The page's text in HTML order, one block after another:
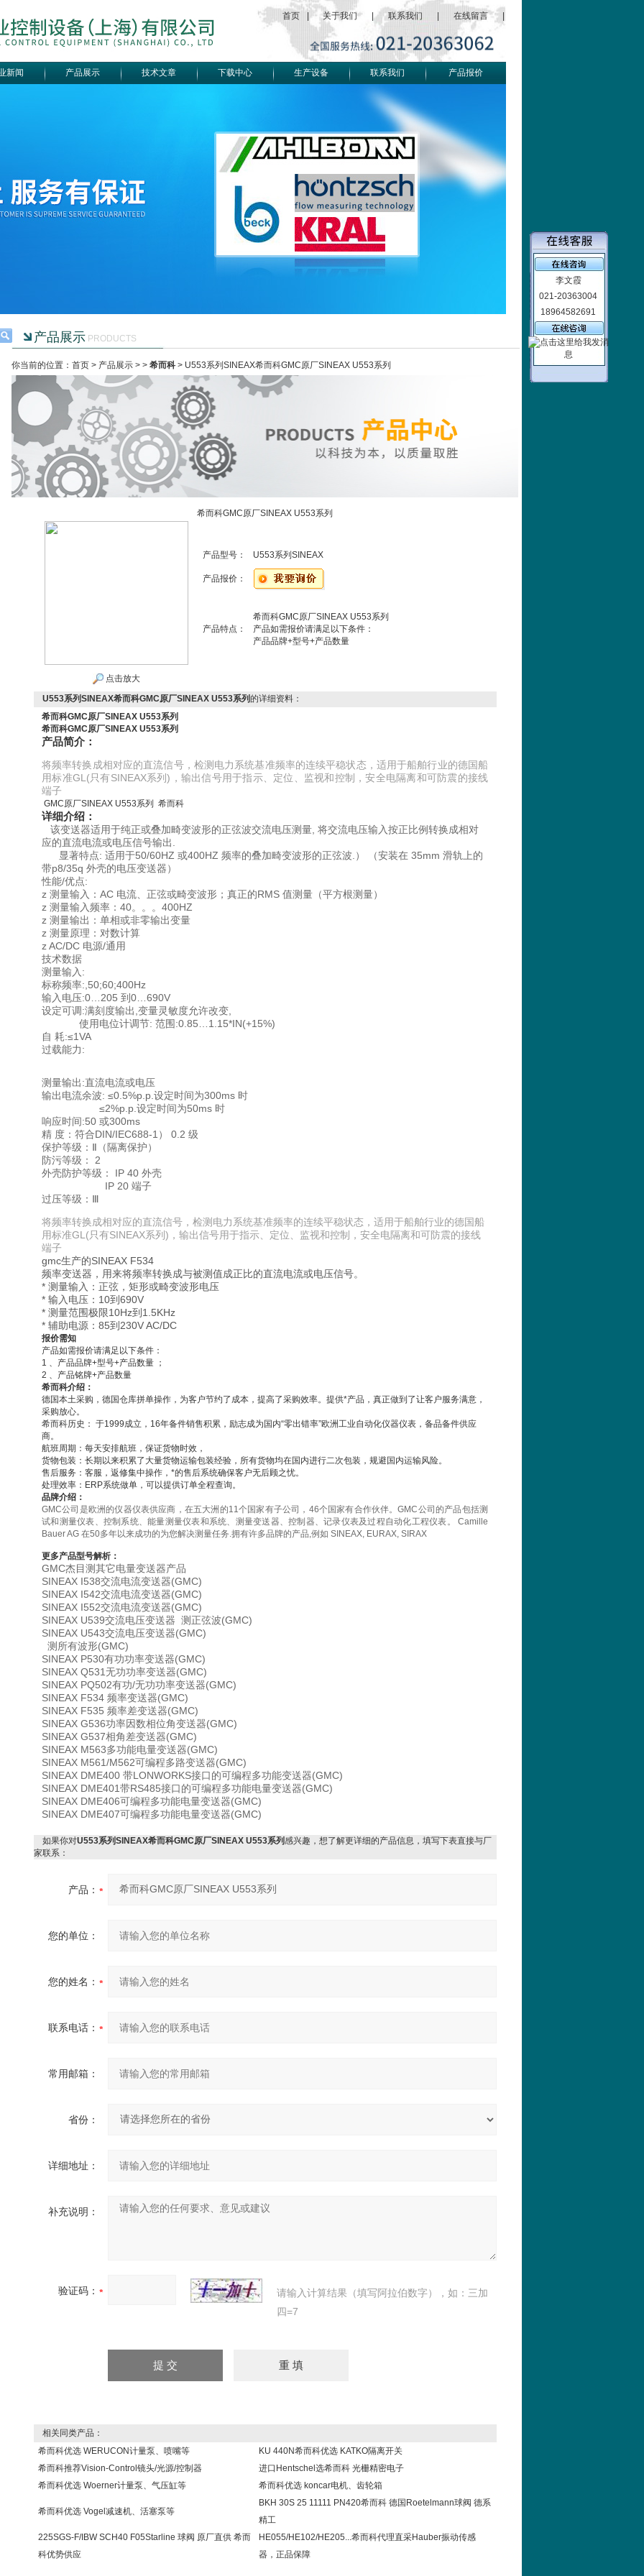
首页 关于我们 联系我们 在线留言
新闻 产品展示 技术文章 下载中心 生产设备 联系我们 产品报价
产品展示PRODUCTS
你当前的位置：首页 > 产品展示> > 希而科> U553系列SINEAX希而科GMC原厂SINEAX U553系列
希而科GMC原厂SINEAX U553系列
点击放大
产品型号： U553系列SINEAX
产品报价：
产品特点：
希而科GMC原厂SINEAX U553系列
产品如需报价请满足以下条件：
产品品牌+型号+产品数量
U553系列SINEAX希而科GMC原厂SINEAX U553系列的详细资料：
希而科GMC原厂SINEAX U553系列
希而科GMC原厂SINEAX U553系列
产品简介：
将频率转换成相对应的直流信号，检测电力系统基准频率的连续平稳状态，适用于船舶行业的德国船
用标准GL(只有SINEAX系列)，输出信号用于指示、定位、监视和控制，安全电隔离和可防震的接线
端子
GMC原厂SINEAX U553系列 希而科
详细介绍：
该变送器适用于纯正或叠加畸变波形的正弦波交流电压测量, 将交流电压输入按正比例转换成相对
应的直流电流或电压信号输出.
显著特点: 适用于50/60HZ 或400HZ 频率的叠加畸变波形的正弦波.） （安装在 35mm 滑轨上的
带p8/35q 外壳的电压变送器）
性能/优点:
z 测量输入：AC 电流、正弦或畸变波形；真正的RMS 值测量（平方根测量）
z 测量输入频率：40。。。400HZ
z 测量输出：单相或非零输出变量
z 测量原理：对数计算
z AC/DC 电源/通用
技术数据
测量输入:
标称频率:,50;60;400Hz
输入电压:0…205 到0…690V
设定可调:满刻度输出,变量灵敏度允许改变,
使用电位计调节: 范围:0.85…1.15*IN(+15%)
自 耗:≤1VA
过载能力:
测量输出:直流电流或电压
输出电流余波: ≤0.5%p.p.设定时间为300ms 时
≤2%p.p.设定时间为50ms 时
响应时间:50 或300ms
精 度：符合DIN/IEC688-1） 0.2 级
保护等级：Ⅱ（隔离保护）
防污等级： 2
外壳防护等级： IP 40 外壳
IP 20 端子
过压等级：Ⅲ
将频率转换成相对应的直流信号，检测电力系统基准频率的连续平稳状态，适用于船舶行业的德国船
用标准GL(只有SINEAX系列)，输出信号用于指示、定位、监视和控制，安全电隔离和可防震的接线
端子
gmc生产的SINEAX F534
频率变送器，用来将频率转换成与被测值成正比的直流电流或电压信号。
* 测量输入：正弦，矩形或畸变波形电压
* 输入电压：10到690V
* 测量范围极限10Hz到1.5KHz
* 辅助电源：85到230V AC/DC
报价需知
产品如需报价请满足以下条件：
1 、产品品牌+型号+产品数量 ；
2 、产品铭牌+产品数量
希而科介绍：
德国本土采购，德国仓库拼单操作，为客户节约了成本，提高了采购效率。提供*产品，真正做到了让客户服务满意，
采购放心。
希而科历史： 于1999成立，16年备件销售积累，励志成为国内“零出错率”欧洲工业自动化仪器仪表，备品备件供应
商。
航班周期：每天安排航班，保证货物时效，
货物包装：长期以来积累了大量货物运输包装经验，所有货物均在国内进行二次包装，规避国内运输风险。
售后服务：客服，返修集中操作，*的售后系统确保客户无后顾之忧。
处理效率：ERP系统做单，可以提供订单全程查询。
品牌介绍：
GMC公司是欧洲的仪器仪表供应商，在五大洲的11个国家有子公司，46个国家有合作伙伴。GMC公司的产品包括测
试和测量仪表、控制系统、能量测量仪表和系统、测量变送器、控制器、记录仪表及过程自动化工程仪表。 Camille
Bauer AG 在50多年以来成功的为您解决测量任务.拥有许多品牌的产品,例如 SINEAX, EURAX, SIRAX
更多产品型号解析：
GMC杰目测其它电量变送器产品
SINEAX I538交流电流变送器(GMC)
SINEAX I542交流电流变送器(GMC)
SINEAX I552交流电流变送器(GMC)
SINEAX U539交流电压变送器 测正弦波(GMC)
SINEAX U543交流电压变送器(GMC)
测所有波形(GMC)
SINEAX P530有功功率变送器(GMC)
SINEAX Q531无功功率变送器(GMC)
SINEAX PQ502有功/无功功率变送器(GMC)
SINEAX F534 频率变送器(GMC)
SINEAX F535 频率差变送器(GMC)
SINEAX G536功率因数相位角变送器(GMC)
SINEAX G537相角差变送器(GMC)
SINEAX M563多功能电量变送器(GMC)
SINEAX M561/M562可编程多路变送器(GMC)
SINEAX DME400 带LONWORKS接口的可编程多功能变送器(GMC)
SINEAX DME401带RS485接口的可编程多功能电量变送器(GMC)
SINEAX DME406可编程多功能电量变送器(GMC)
SINEAX DME407可编程多功能电量变送器(GMC)
如果你对U553系列SINEAX希而科GMC原厂SINEAX U553系列感兴趣，想了解更详细的产品信息，填写下表直接与厂
家联系：
产品：
您的单位：
您的姓名：
联系电话：
常用邮箱：
省份：
详细地址：
补充说明：
验证码：
请输入计算结果（填写阿拉伯数字），如：三加
四=7
相关同类产品：
希而科优选 WERUCON计量泵、喷嘴等
KU 440N希而科优选 KATKO隔离开关
希而科推荐Vision-Control镜头/光源/控制器
进口Hentschel选希而科 光栅精密电子
希而科优选 Woerner计量泵、气压缸等
希而科优选 koncar电机、齿轮箱
希而科优选 Vogel减速机、活塞泵等
BKH 30S 25 11111 PN420希而科 德国Roetelmann球阀 德系
精工
225SGS-F/IBW SCH40 F05Starline 球阀 原厂直供 希而
科优势供应
HE055/HE102/HE205...希而科代理直采Hauber振动传感
器，正品保障
李文霞
021-20363004
18964582691